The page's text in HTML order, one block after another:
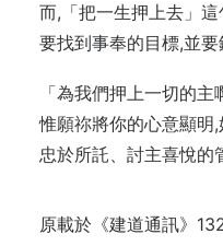
而,「把一生押上去」
要找到事奉的目標,並要
「為我們押上一切的
惟願祢將你的心意顯明
忠於所託、討主喜悅的
原載於《建道通訊》